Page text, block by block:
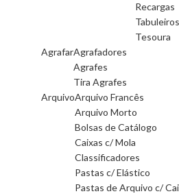
Recargas
Tesoura
AgrafarAgrafadores
Agrafes
Tira Agrafes
ArquivoArquivo Francês
Arquivo Morto
Bolsas de Catálogo
Caixas c/ Mola
Classificadores
Pastas c/ Elástico
Pastas de Arquivo c/